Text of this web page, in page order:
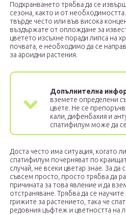
Подхранването трябва да се
сезона, както и от
твърде често или във висока
въздържате от оплождане за
цветето изсъхне поради липса на
почвата, е необходимо да се
за ароидни растения.
Допълнителна
вземете определени
цвете. Не се
кали, дифенбахия и
спатифилум може да
Доста често има ситуация, когато
спатифилум почерняват по
случай, не всеки цветар знае. За
съвсем просто, просто трябва да
причината за това явление и да
отстраняване. Трябва да се
грижите за растението, така че
редовния цъфтеж и цветността на